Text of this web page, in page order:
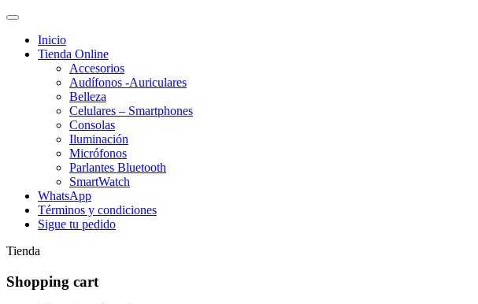
Inicio
Tienda Online
Accesorios
Audífonos -Auriculares
Belleza
Celulares – Smartphones
Consolas
Iluminación
Micrófonos
Parlantes Bluetooth
SmartWatch
WhatsApp
Términos y condiciones
Sigue tu pedido
Tienda
Shopping cart